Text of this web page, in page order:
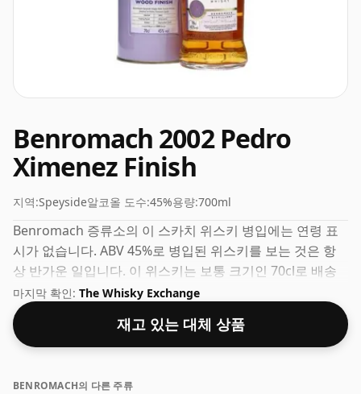
Benromach 2002 Pedro
Ximenez Finish
지역:Speyside알코올 도수:45%용량:700ml
Benromach 증류소의 이 스카치 위스키 병입에는 연령 표
시가 없습니다. ABV 45%로 병입된 위스키를 보는 것은 항
상 반가운 일입니다. 이 위스키는 보통 크기인 70cl로 배송
됩니다.
마지막 확인: The Whisky Exchange
재고 있는 대체 상품
BENROMACH의 다른 주류